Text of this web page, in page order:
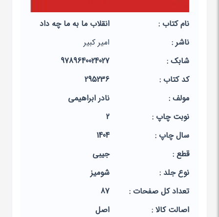
نام کتاب :
انقلاب ما به ما چه داد
ناشر :
امیر کبیر
شابک :
9789640024027
کد کتاب :
295236
مولف :
نادر ابراهیمی
نوبت چاپ :
2
سال چاپ :
1404
قطع :
جیبی
نوع جلد :
شومیز
تعداد کل صفحات :
87
اصالت کالا :
اصل